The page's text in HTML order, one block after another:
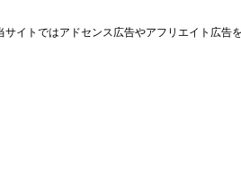
サイトではアドセンス広告やアフリエイト広告